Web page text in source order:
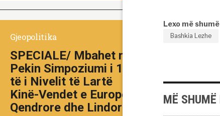
Lexo më
Bashkia Lezhe
MË
Gjeopolitika
SPECIALE/ Mbahet në
Pekin Simpoziumi i 10-
të i Nivelit të Lartë
Kinë-Vendet e Europës
Qendrore dhe Lindore